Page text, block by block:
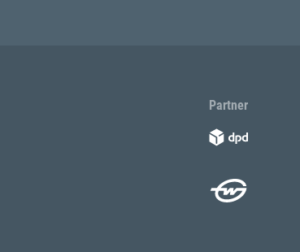
Partner